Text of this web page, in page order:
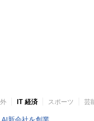
IT 経済 スポーツ 芸
新会社を創業